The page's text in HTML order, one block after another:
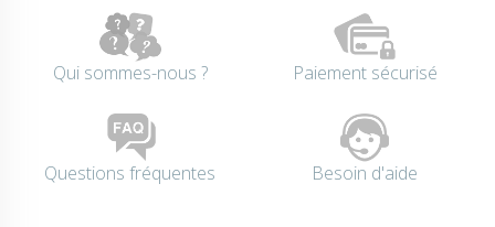
Qui sommes-nous ? Paiement sécurisé
Questions fréquentes Besoin d'aide